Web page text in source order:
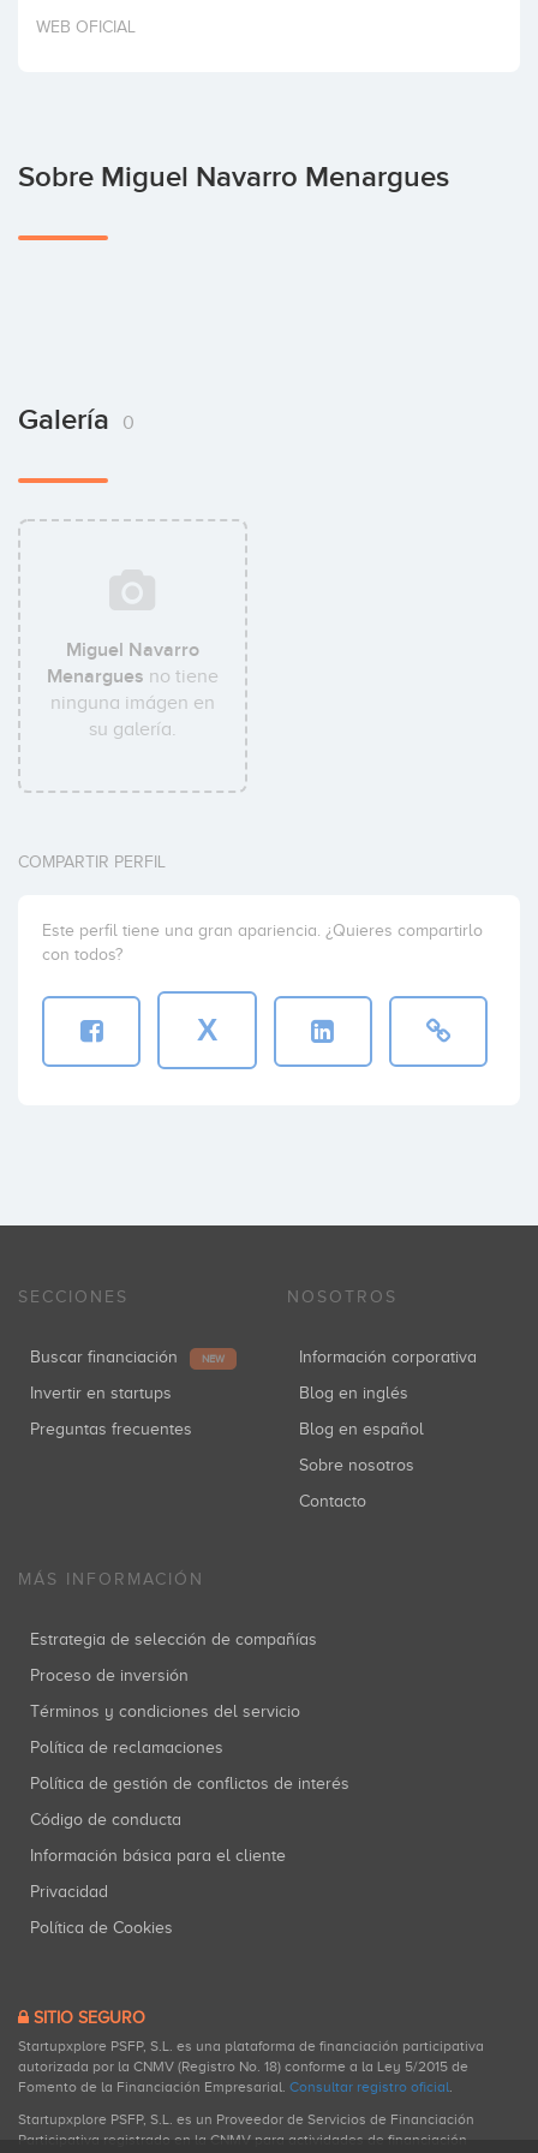
Invertir
WEB OFICIAL
Sobre Miguel Navarro Menargues
Galería 0
Miguel Navarro
Menargues no tiene
ninguna imágen en
su galería.
COMPARTIR PERFIL
Este perfil tiene una gran apariencia. ¿Quieres compartirlo
con todos?
X
SECCIONES
Buscar financiación NEW
Invertir en startups
Preguntas frecuentes
NOSOTROS
Información corporativa
Blog en inglés
Blog en español
Sobre nosotros
Contacto
MÁS INFORMACIÓN
Estrategia de selección de compañías
Proceso de inversión
Términos y condiciones del servicio
Política de reclamaciones
Política de gestión de conflictos de interés
Código de conducta
Información básica para el cliente
Privacidad
Política de Cookies
SITIO SEGURO
Startupxplore PSFP, S.L. es una plataforma de financiación participativa
autorizada por la CNMV (Registro No. 18) conforme a la Ley 5/2015 de
Fomento de la Financiación Empresarial. Consultar registro oficial.
Startupxplore PSFP, S.L. es un Proveedor de Servicios de Financiación
Participativa registrado en la CNMV para actividades de financiación